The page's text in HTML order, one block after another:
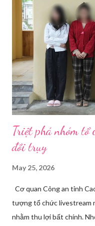
được điều này, người
chuyên biệt giúp xử lý
định. Những công cụ hỗ
phần mềm Livestream
mà còn là trợ thủ đắc lực
doanh nghiệp, nhà sáng
mềm sẽ giúp bu...
Triệt phá nhóm tổ
đồi trụy
May 25, 2026
Cơ quan Công an tỉnh
tượng tổ chức livestream
nhằm thu lợi bất chính.